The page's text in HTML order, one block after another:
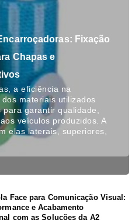
Fixação
Chapas e
a eficiência na
materiais utilizados
garantir qualidade,
veículos produzidos. A
elas laterais, superiores,
Face para Comunicação Visual:
e Acabamento
com as Soluções da A2